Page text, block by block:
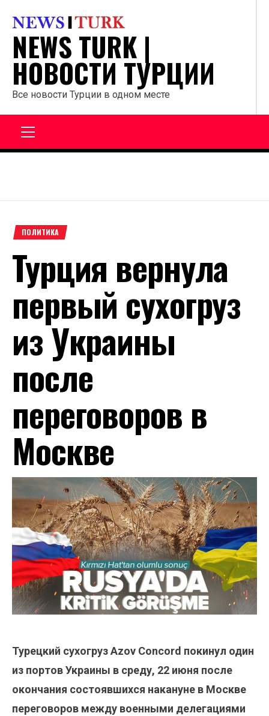
содержанию
NEWS TURK |
НОВОСТИ ТУРЦИИ
Все новости Турции в одном месте
ПОЛИТИКА
Турция вернула
первый сухогруз
из Украины
после
переговоров в
Москве
Турецкий сухогруз Azov Concord покинул один
из портов Украины в среду, 22 июня после
окончания состоявшихся накануне в Москве
переговоров между военными делегациями